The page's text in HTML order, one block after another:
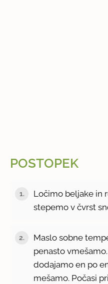
POSTOPEK
1.
Ločimo beljake in
stepemo v čvrst
2.
Maslo sobne
penasto
dodajamo en po
mešamo. Počasi